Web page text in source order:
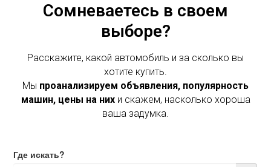
Сомневаетесь в своем
выборе?
Расскажите, какой автомобиль и за сколько вы
хотите купить.
Мы проанализируем объявления, популярность
машин, цены на нихи скажем, насколько хороша
ваша задумка.
Где искать?